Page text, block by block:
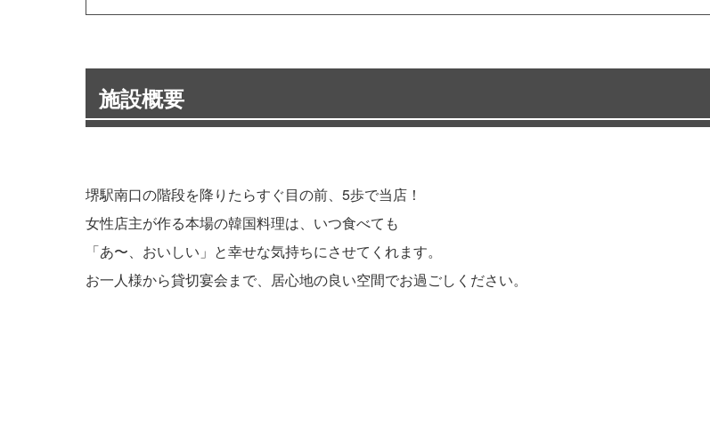
施設概要
堺駅南口の階段を降りたらすぐ目の前、5歩で当店！
女性店主が作る本場の韓国料理は、いつ食べても
「あ〜、おいしい」と幸せな気持ちにさせてくれます。
お一人様から貸切宴会まで、居心地の良い空間でお過ごしください。